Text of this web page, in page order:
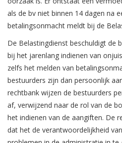
als de bv niet binnen 14 dagen na
betalingsonmacht meldt bij de
De Belastingdienst beschuldigt de
bij het jarenlang indienen van
zelfs het melden van
bestuurders zijn dan persoonlijk
rechtbank wijzen de bestuurders
af, verwijzend naar de rol van de
het indienen van de aangiften. De
dat het de verantwoordelijkheid